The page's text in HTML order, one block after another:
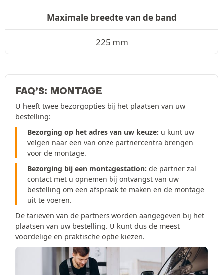
Maximale breedte van de band
225 mm
FAQ’S: MONTAGE
U heeft twee bezorgopties bij het plaatsen van uw
bestelling:
Bezorging op het adres van uw keuze: u kunt uw
velgen naar een van onze partnercentra brengen
voor de montage.
Bezorging bij een montagestation: de partner zal
contact met u opnemen bij ontvangst van uw
bestelling om een afspraak te maken en de montage
uit te voeren.
De tarieven van de partners worden aangegeven bij het
plaatsen van uw bestelling. U kunt dus de meest
voordelige en praktische optie kiezen.